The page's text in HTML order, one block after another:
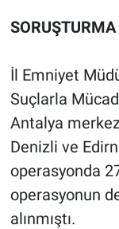
SORUŞTURMA
İl Emniyet
Suçlarla
Antalya
Denizli ve
operasyonda
operasyonun
alınmıştı.